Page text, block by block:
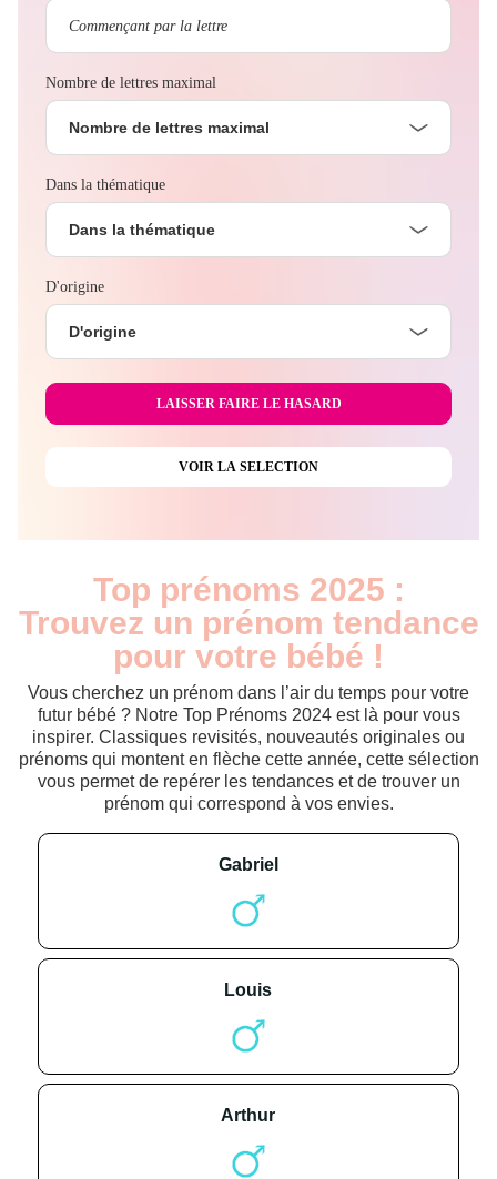
Nombre de lettres maximal
Nombre de lettres maximal
Dans la thématique
Dans la thématique
D'origine
D'origine
Top prénoms 2025 :
Trouvez un prénom tendance
pour votre bébé !
Vous cherchez un prénom dans l’air du temps pour votre
futur bébé ? Notre Top Prénoms 2024 est là pour vous
inspirer. Classiques revisités, nouveautés originales ou
prénoms qui montent en flèche cette année, cette sélection
vous permet de repérer les tendances et de trouver un
prénom qui correspond à vos envies.
gabriel
louis
arthur